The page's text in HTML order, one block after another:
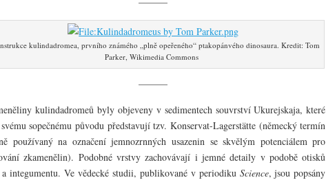
kulindadromea, prvního známého „plně opeřeného“ ptakopánvého dinosaura. Kredit: Tom
Parker, Wikimedia Commons
———
kulindadromeů byly objeveny v sedimentech souvrství Ukurejskaja, které
sopečnému původu představují tzv. Konservat-Lagerstätte (německý termín
používaný na označení jemnozrnných usazenin se skvělým potenciálem pro
zkamenělin). Podobné vrstvy zachovávají i jemné detaily v podobě otisků
integumentu. Ve vědecké studii, publikované v periodiku Science, jsou popsány